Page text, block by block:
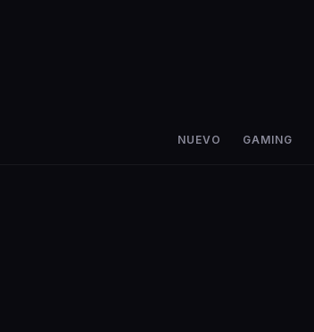
NUEVO GAMING